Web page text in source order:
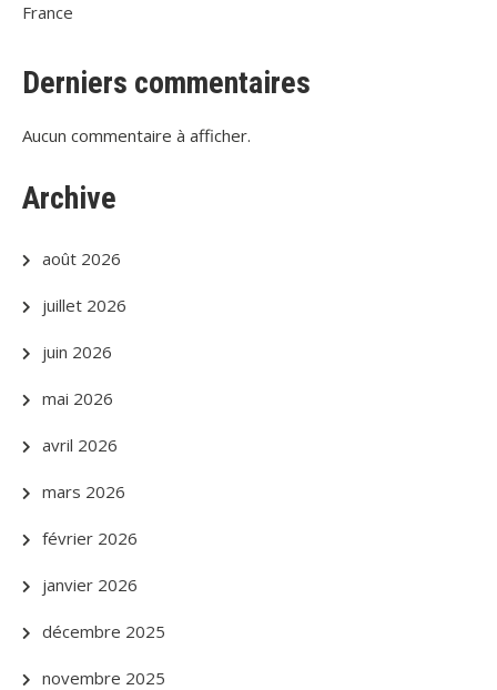
France
Derniers commentaires
Aucun commentaire à afficher.
Archive
août 2026
juillet 2026
juin 2026
mai 2026
avril 2026
mars 2026
février 2026
janvier 2026
décembre 2025
novembre 2025